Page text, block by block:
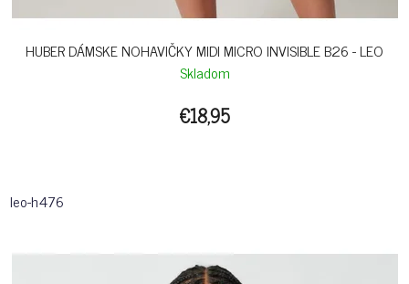
HUBER DÁMSKE NOHAVIČKY MIDI MICRO INVISIBLE B26 - LEO
Skladom
€18,95
leo-h476